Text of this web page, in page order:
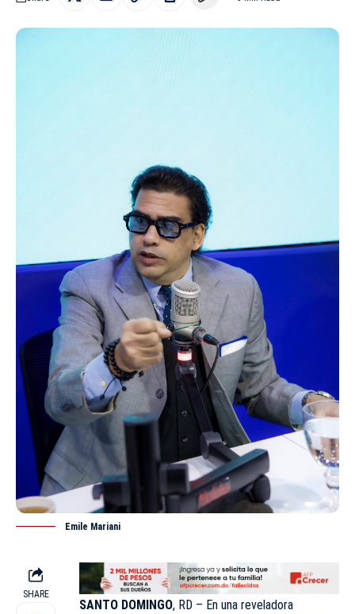
Emile Mariani
SHARE
SANTO DOMINGO, RD – En una reveladora